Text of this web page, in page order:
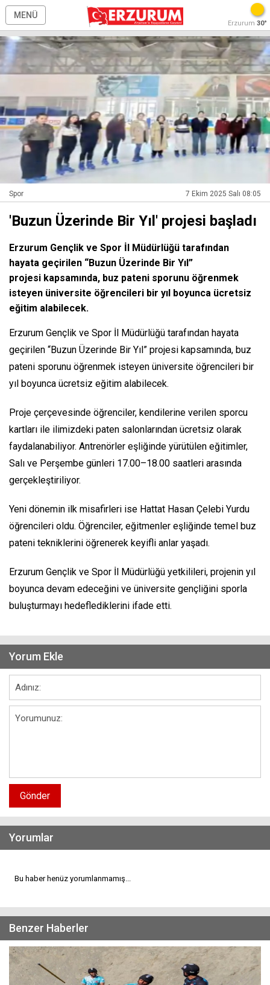
MENÜ
Erzurum 30°
Spor 7 Ekim 2025 Salı 08:05
'Buzun Üzerinde Bir Yıl' projesi başladı
Erzurum Gençlik ve Spor İl Müdürlüğü tarafından
hayata geçirilen “Buzun Üzerinde Bir Yıl”
projesi kapsamında, buz pateni sporunu öğrenmek
isteyen üniversite öğrencileri bir yıl boyunca ücretsiz
eğitim alabilecek.
Erzurum Gençlik ve Spor İl Müdürlüğü tarafından hayata
geçirilen “Buzun Üzerinde Bir Yıl” projesi kapsamında, buz
pateni sporunu öğrenmek isteyen üniversite öğrencileri bir
yıl boyunca ücretsiz eğitim alabilecek.
Proje çerçevesinde öğrenciler, kendilerine verilen sporcu
kartları ile ilimizdeki paten salonlarından ücretsiz olarak
faydalanabiliyor. Antrenörler eşliğinde yürütülen eğitimler,
Salı ve Perşembe günleri 17.00–18.00 saatleri arasında
gerçekleştiriliyor.
Yeni dönemin ilk misafirleri ise Hattat Hasan Çelebi Yurdu
öğrencileri oldu. Öğrenciler, eğitmenler eşliğinde temel buz
pateni tekniklerini öğrenerek keyifli anlar yaşadı.
Erzurum Gençlik ve Spor İl Müdürlüğü yetkilileri, projenin yıl
boyunca devam edeceğini ve üniversite gençliğini sporla
buluşturmayı hedeflediklerini ifade etti.
Yorum Ekle
Gönder
Yorumlar
Bu haber henüz yorumlanmamış...
Benzer Haberler